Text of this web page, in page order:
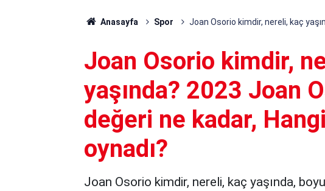
Anasayfa Spor Joan Osorio kimdir, nereli, kaç
Joan Osorio kimdir,
yaşında? 2023 Joan
değeri ne kadar,
oynadı?
Joan Osorio kimdir, nereli, kaç yaşında,